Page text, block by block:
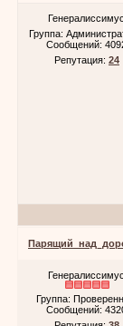
Группа:
Сообщений:
Репутация: 24
Группа:
Сообщений: